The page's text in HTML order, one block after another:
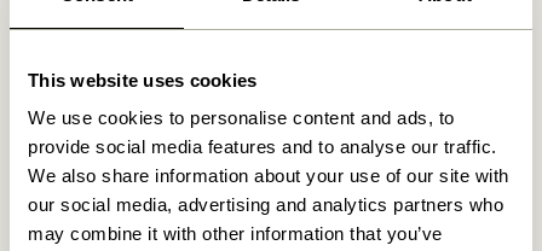
This website uses cookies
We use cookies to personalise content and ads, to
provide social media features and to analyse our traffic.
We also share information about your use of our site with
our social media, advertising and analytics partners who
may combine it with other information that you’ve
Relaterede varer